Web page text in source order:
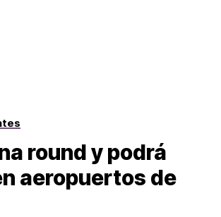
round y podrá
aeropuertos de